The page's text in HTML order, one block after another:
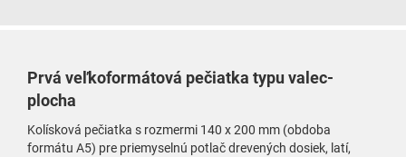
Prvá veľkoformátová pečiatka typu valec-
plocha
Kolísková pečiatka s rozmermi 140 x 200 mm (obdoba
formátu A5) pre priemyselnú potlač drevených dosiek, latí,